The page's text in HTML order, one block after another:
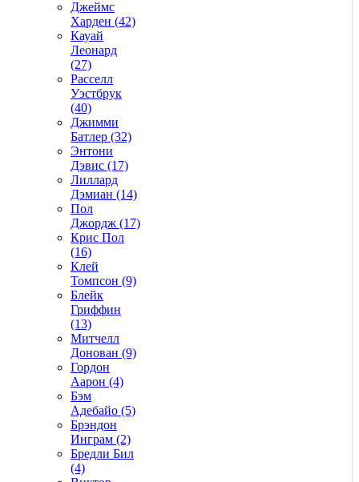
Джеймс
Харден (42)
Кауай
Леонард
(27)
Расселл
Уэстбрук
(40)
Джимми
Батлер (32)
Энтони
Дэвис (17)
Лиллард
Дэмиан (14)
Пол
Джордж (17)
Крис Пол
(16)
Клей
Томпсон (9)
Блейк
Гриффин
(13)
Митчелл
Донован (9)
Гордон
Аарон (4)
Бэм
Адебайо (5)
Брэндон
Инграм (2)
Бредли Бил
(4)